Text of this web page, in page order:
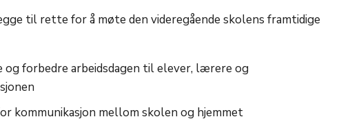
til rette for å møte den videregående skolens framtidige
og forbedre arbeidsdagen til elever, lærere og
kommunikasjon mellom skolen og hjemmet